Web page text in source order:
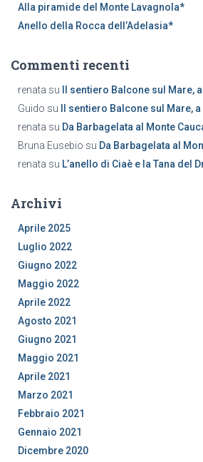
Alla piramide del Monte Lavagnola*
Anello della Rocca dell’Adelasia*
Commenti recenti
renata su
Il sentiero Balcone sul Mare,
Guido su
Il sentiero Balcone sul Mare,
renata su Da Barbagelata al Monte
Bruna Eusebio su Da Barbagelata al
renata su L’anello di Ciaè e la Tana del
Archivi
Aprile 2025
Luglio 2022
Giugno 2022
Maggio 2022
Aprile 2022
Agosto 2021
Giugno 2021
Maggio 2021
Aprile 2021
Marzo 2021
Febbraio 2021
Gennaio 2021
Dicembre 2020